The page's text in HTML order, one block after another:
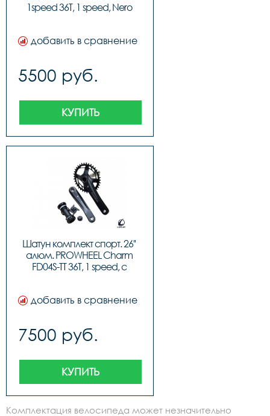
1speed 36T, 1 speed, Nero
добавить в сравнение
5500 руб.
КУПИТЬ
Шатун комплект спорт. 26''
алюм. PROWHEEL Charm
FD04S-TT 36T, 1 speed, с
добавить в сравнение
7500 руб.
КУПИТЬ
Комплектация велосипеда может незначительно